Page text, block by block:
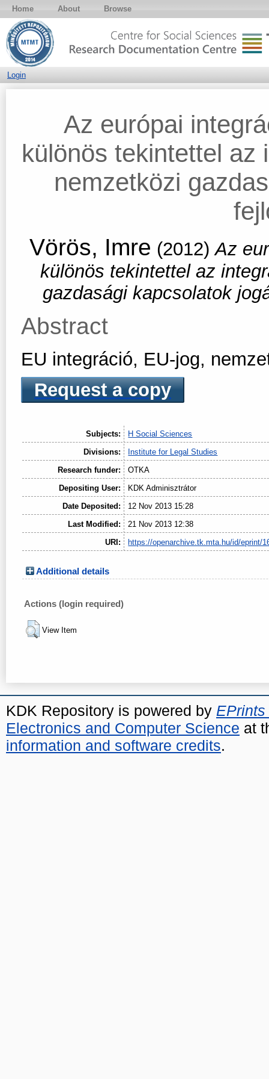
Home About Browse
Login
Az európai
különös tekintettel az
nemzetközi
Vörös, Imre (2012)Az
különös tekintettel az
gazdasági kapcsolatok
Abstract
EU integráció, EU-jog,
Request a copy
Subjects:
H Social Sciences
Divisions:
Institute for Legal Studies
Research funder:
OTKA
Depositing User:
KDK Adminisztrátor
Date Deposited:
12 Nov 2013 15:28
Last Modified:
21 Nov 2013 12:38
URI:
https://openarchive.tk.mta.hu/id/eprint/
Additional details
Actions (login required)
View Item
KDK Repository is powered by EPrints
Electronics and Computer Science at
information and software credits.